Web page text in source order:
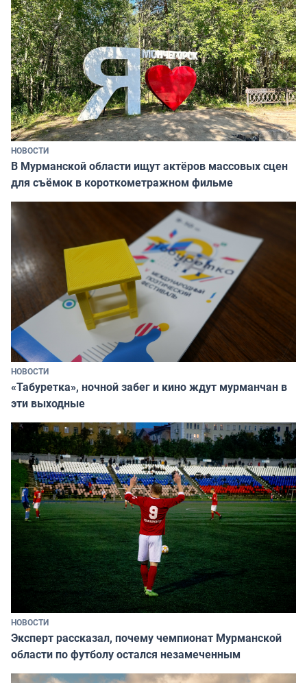
НОВОСТИ
В Мурманской области ищут актёров массовых сцен
для съёмок в короткометражном фильме
НОВОСТИ
«Табуретка», ночной забег и кино ждут мурманчан в
эти выходные
НОВОСТИ
Эксперт рассказал, почему чемпионат Мурманской
области по футболу остался незамеченным